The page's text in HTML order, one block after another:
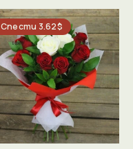
Спести 3.62$